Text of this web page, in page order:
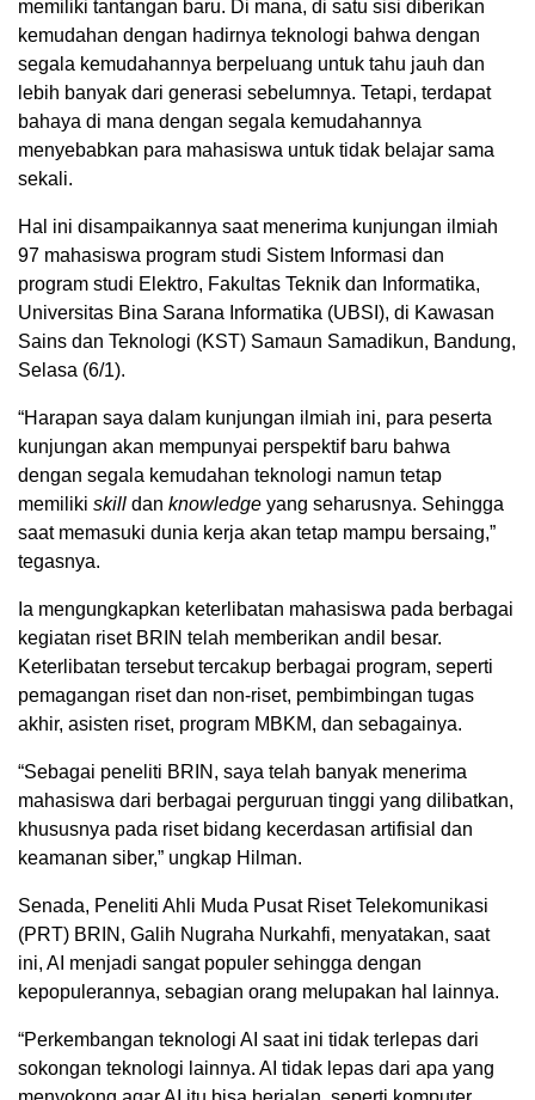
memiliki tantangan baru. Di mana, di satu sisi diberikan
kemudahan dengan hadirnya teknologi bahwa dengan
segala kemudahannya berpeluang untuk tahu jauh dan
lebih banyak dari generasi sebelumnya. Tetapi, terdapat
bahaya di mana dengan segala kemudahannya
menyebabkan para mahasiswa untuk tidak belajar sama
sekali.
Hal ini disampaikannya saat menerima kunjungan ilmiah
97 mahasiswa program studi Sistem Informasi dan
program studi Elektro, Fakultas Teknik dan Informatika,
Universitas Bina Sarana Informatika (UBSI), di Kawasan
Sains dan Teknologi (KST) Samaun Samadikun, Bandung,
Selasa (6/1).
“Harapan saya dalam kunjungan ilmiah ini, para peserta
kunjungan akan mempunyai perspektif baru bahwa
dengan segala kemudahan teknologi namun tetap
memiliki skill dan knowledge yang seharusnya. Sehingga
saat memasuki dunia kerja akan tetap mampu bersaing,”
tegasnya.
Ia mengungkapkan keterlibatan mahasiswa pada berbagai
kegiatan riset BRIN telah memberikan andil besar.
Keterlibatan tersebut tercakup berbagai program, seperti
pemagangan riset dan non-riset, pembimbingan tugas
akhir, asisten riset, program MBKM, dan sebagainya.
“Sebagai peneliti BRIN, saya telah banyak menerima
mahasiswa dari berbagai perguruan tinggi yang dilibatkan,
khususnya pada riset bidang kecerdasan artifisial dan
keamanan siber,” ungkap Hilman.
Senada, Peneliti Ahli Muda Pusat Riset Telekomunikasi
(PRT) BRIN, Galih Nugraha Nurkahfi, menyatakan, saat
ini, AI menjadi sangat populer sehingga dengan
kepopulerannya, sebagian orang melupakan hal lainnya.
“Perkembangan teknologi AI saat ini tidak terlepas dari
sokongan teknologi lainnya. AI tidak lepas dari apa yang